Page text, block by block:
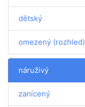
dětský
omezený (rozhled)
náruživý
zanícený